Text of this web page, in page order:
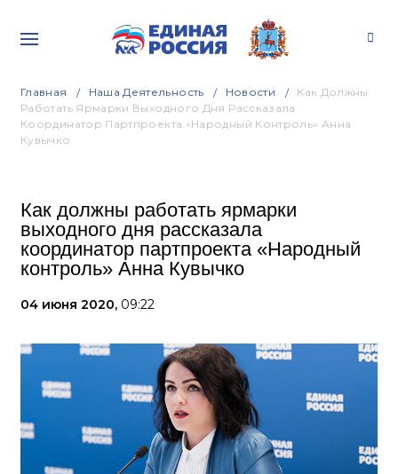
Главная Наша Деятельность Новости
Как Должны
Работать Ярмарки Выходного Дня Рассказала
Координатор Партпроекта «Народный Контроль» Анна
Кувычко
Как должны работать ярмарки
выходного дня рассказала
координатор партпроекта «Народный
контроль» Анна Кувычко
04 июня 2020, 09:22